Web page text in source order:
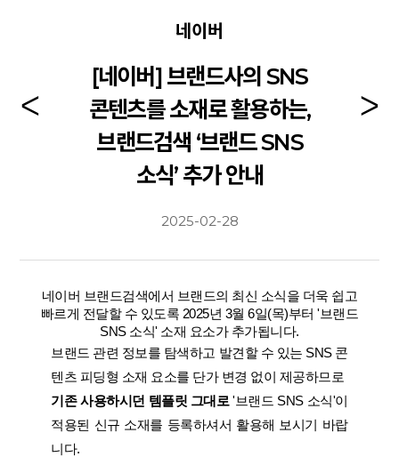
네이버
[네이버] 브랜드사의 SNS
콘텐츠를 소재로 활용하는,
브랜드검색 ‘브랜드 SNS
소식’ 추가 안내
2025-02-28
네이버 브랜드검색에서 브랜드의 최신 소식을 더욱 쉽고
빠르게 전달할 수 있도록 2025년 3월 6일(목)부터 '브랜드
SNS 소식' 소재 요소가 추가됩니다.
브랜드 관련 정보를 탐색하고 발견할 수 있는 SNS 콘
텐츠 피딩형 소재 요소를 단가 변경 없이 제공하므로
기존 사용하시던 템플릿 그대로'브랜드 SNS 소식'이
적용된 신규 소재를 등록하셔서 활용해 보시기 바랍
니다.